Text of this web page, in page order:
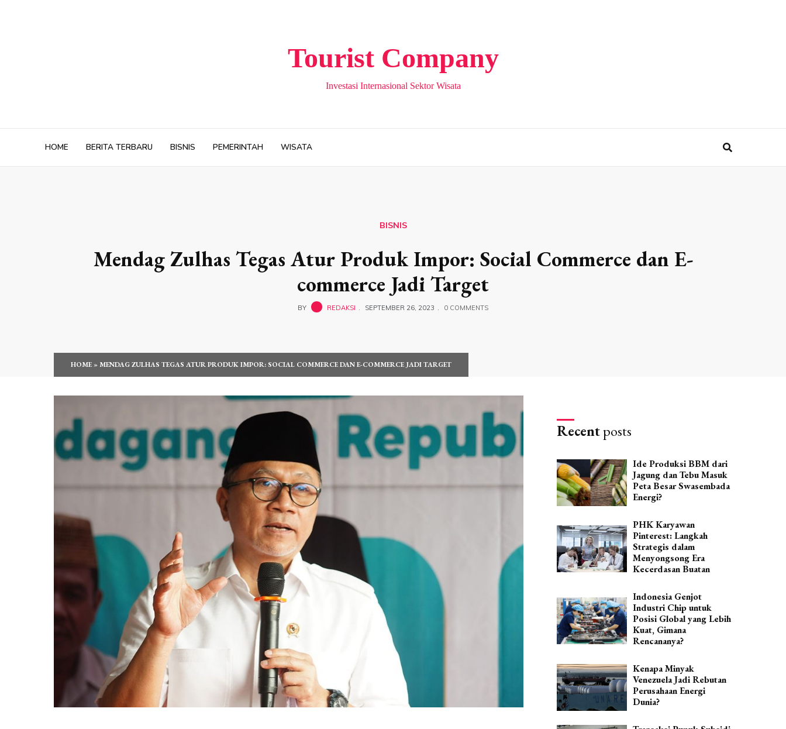
Tourist Company
Investasi Internasional Sektor Wisata
HOME BERITA TERBARU BISNIS PEMERINTAH WISATA
BISNIS
Mendag Zulhas Tegas Atur Produk Impor: Social Commerce dan E-
commerce Jadi Target
BY REDAKSI SEPTEMBER 26, 2023 0 COMMENTS
HOME» MENDAG ZULHAS TEGAS ATUR PRODUK IMPOR: SOCIAL COMMERCE DAN E-COMMERCE JADI TARGET
Recentposts
Ide Produksi BBM dari
Jagung dan Tebu Masuk
Peta Besar Swasembada
Energi?
PHK Karyawan
Pinterest: Langkah
Strategis dalam
Menyongsong Era
Kecerdasan Buatan
Indonesia Genjot
Industri Chip untuk
Posisi Global yang Lebih
Kuat, Gimana
Rencananya?
Kenapa Minyak
Venezuela Jadi Rebutan
Perusahaan Energi
Dunia?